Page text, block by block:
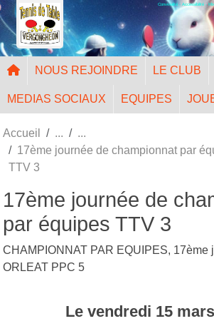
Convivialité - Accessibilité -
NOUS REJOINDRE LE CLUB
MEDIAS SOCIAUX EQUIPES
Accueil
17ème journée de championnat par
TTV 3
17ème journée de
par équipes TTV 3
CHAMPIONNAT PAR EQUIPES, 17ème
ORLEAT PPC 5
Le vendredi 15 mars
Panneau de gestion des cookies